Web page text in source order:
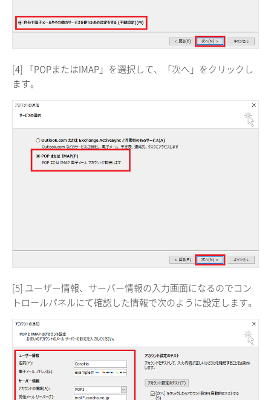
[4] 「POPまたはIMAP」を選択して、「次へ」をクリックし
ます。
[5] ユーザー情報、サーバー情報の入力画面になるのでコン
トロールパネルにて確認した情報で次のように設定します。